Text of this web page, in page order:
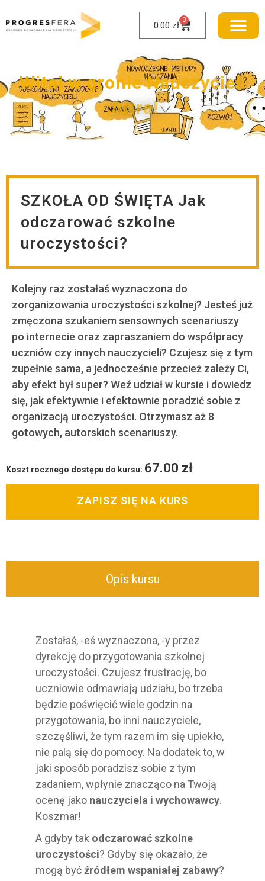
0.00 zł 0
Witaj w gronie Nauczycieli
Jutra!
SZKOŁA OD ŚWIĘTA Jak
odczarować szkolne
uroczystości?
Kolejny raz zostałaś wyznaczona do
zorganizowania uroczystości szkolnej? Jesteś już
zmęczona szukaniem sensownych scenariuszy
po internecie oraz zapraszaniem do współpracy
uczniów czy innych nauczycieli? Czujesz się z tym
zupełnie sama, a jednocześnie przecież zależy Ci,
aby efekt był super? Weź udział w kursie i dowiedz
się, jak efektywnie i efektownie poradzić sobie z
organizacją uroczystości. Otrzymasz aż 8
gotowych, autorskich scenariuszy.
Koszt rocznego dostępu do kursu: 67.00 zł
ZAPISZ SIĘ NA KURS
Opis kursu
Zostałaś, -eś wyznaczona, -y przez
dyrekcję do przygotowania szkolnej
uroczystości. Czujesz frustrację, bo
uczniowie odmawiają udziału, bo trzeba
będzie poświęcić wiele godzin na
przygotowania, bo inni nauczyciele,
szczęśliwi, że tym razem im się upiekło,
nie palą się do pomocy. Na dodatek to, w
jaki sposób poradzisz sobie z tym
zadaniem, wpłynie znacząco na Twoją
ocenę jako nauczyciela i wychowawcy.
Koszmar!
A gdyby tak odczarować szkolne
uroczystości? Gdyby się okazało, że
mogą byćźródłem wspaniałej zabawy?